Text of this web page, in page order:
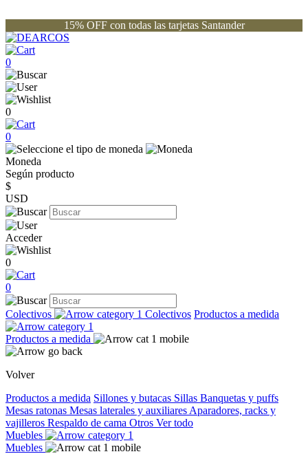
15% OFF con todas las tarjetas Santander
0
0
0
Moneda
Según producto
$
USD
Acceder
0
0
Colectivos Colectivos Productos a medida
Productos a medida
Volver
Productos a medida Sillones y butacas Sillas Banquetas y puffs
Mesas ratonas Mesas laterales y auxiliares Aparadores, racks y
vajilleros Respaldo de cama Otros Ver todo
Muebles
Muebles